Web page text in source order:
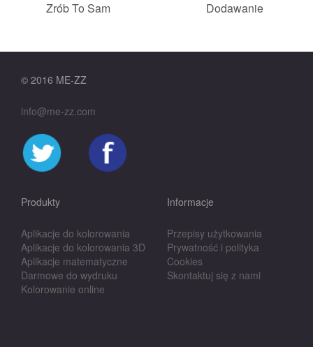
Zrób To Sam Dodawanie
© 2016 ME-ZZ
info@me-zz.com
Produkty
Aplikacje do kolorowania
Aplikacje do kolorowania 3D
Aplikacje matematyczne
Darmowe do wydruku
Kolorowanie online
Informacje
Przepisy użytkowania
Prywatność i polityka
Cookies
Skontaktuj się z nami